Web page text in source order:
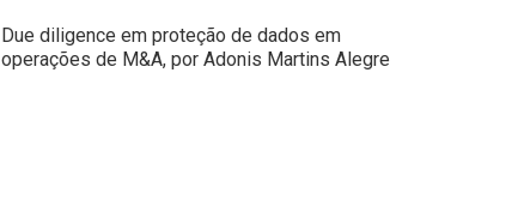
Due diligence em proteção de dados em
operações de M&A, por Adonis Martins Alegre